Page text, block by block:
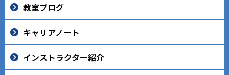
教室ブログ
キャリアノート
インストラクター紹介